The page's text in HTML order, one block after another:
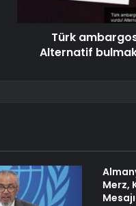
Türk
Alternatif
Merz,